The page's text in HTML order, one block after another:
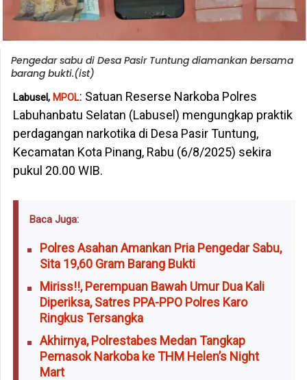
Pengedar sabu di Desa Pasir Tuntung diamankan bersama
barang bukti.(ist)
Labusel, MPOL: Satuan Reserse Narkoba Polres
Labuhanbatu Selatan (Labusel) mengungkap praktik
perdagangan narkotika di Desa Pasir Tuntung,
Kecamatan Kota Pinang, Rabu (6/8/2025) sekira
pukul 20.00 WIB.
Baca Juga:
Polres Asahan Amankan Pria Pengedar Sabu,
Sita 19,60 Gram Barang Bukti
Miriss!!, Perempuan Bawah Umur Dua Kali
Diperiksa, Satres PPA-PPO Polres Karo
Ringkus Tersangka
Akhirnya, Polrestabes Medan Tangkap
Pemasok Narkoba ke THM Helen’s Night
Mart